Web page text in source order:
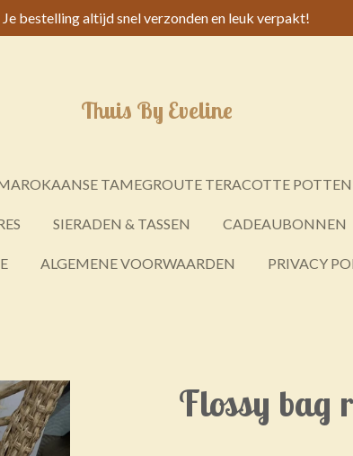
Je bestelling altijd snel verzonden en leuk verpakt!
Thuis By Eveline
TAMEGROUTE TERACOTTE POTTEN
SIERADEN & TASSEN CADEAUBONNEN
ALGEMENE VOORWAARDEN PRIVACY
Flossy bag